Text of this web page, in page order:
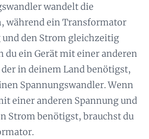
wandelt die
während ein Transformator
und den Strom gleichzeitig
du ein Gerät mit einer anderen
der in deinem Land benötigst,
Spannungswandler. Wenn
einer anderen Spannung und
Strom benötigst, brauchst du